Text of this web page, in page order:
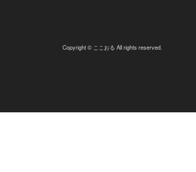
Copyright © ここおる All rights reserved.